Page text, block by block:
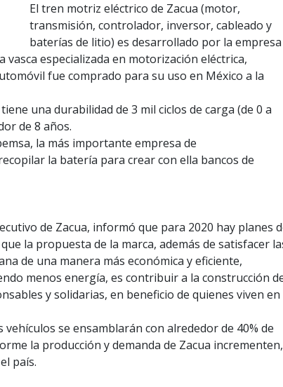
El tren motriz eléctrico de Zacua (motor,
transmisión, controlador, inversor, cableado y
baterías de litio) es desarrollado por la empresa
especializada en motorización eléctrica,
fue comprado para su uso en México a la
una durabilidad de 3 mil ciclos de carga (de 0 a
de 8 años.
la más importante empresa de
la batería para crear con ella bancos de
de Zacua, informó que para 2020 hay planes
la propuesta de la marca, además de satisfacer
de una manera más económica y eficiente,
menos energía, es contribuir a la construcción
y solidarias, en beneficio de quienes viven en
se ensamblarán con alrededor de 40% de
la producción y demanda de Zacua incrementen,
país.